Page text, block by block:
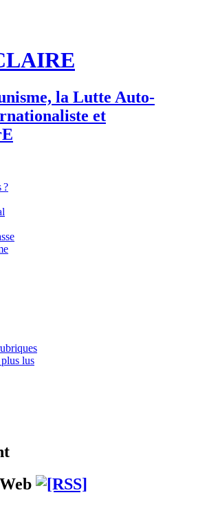
la Lutte Auto-
et
E
?
lus